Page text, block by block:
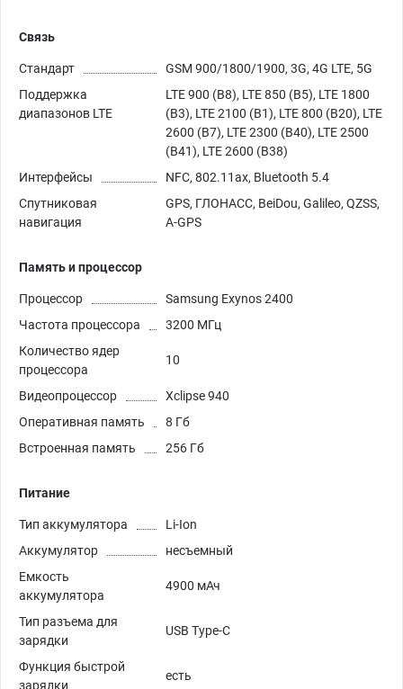
Связь
Стандарт
GSM 900/1800/1900, 3G, 4G LTE, 5G
Поддержка
диапазонов LTE
LTE 900 (B8), LTE 850 (B5), LTE 1800
(B3), LTE 2100 (B1), LTE 800 (B20), LTE
2600 (B7), LTE 2300 (B40), LTE 2500
(B41), LTE 2600 (B38)
Интерфейсы
NFC, 802.11ax, Bluetooth 5.4
Спутниковая
навигация
GPS, ГЛОНАСС, BeiDou, Galileo, QZSS,
A-GPS
Память и процессор
Процессор
Samsung Exynos 2400
Частота процессора
3200 МГц
Количество ядер
процессора
10
Видеопроцессор
Xclipse 940
Оперативная память
8 Гб
Встроенная память
256 Гб
Питание
Тип аккумулятора
Li-Ion
Аккумулятор
несъемный
Емкость
аккумулятора
4900 мАч
Тип разъема для
зарядки
USB Type-C
Функция быстрой
зарядки
есть